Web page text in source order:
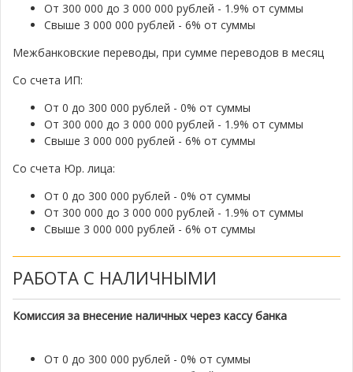
От 300 000 до 3 000 000 рублей - 1.9% от суммы
Свыше 3 000 000 рублей - 6% от суммы
Межбанковские переводы, при сумме переводов в месяц
Со счета ИП:
От 0 до 300 000 рублей - 0% от суммы
От 300 000 до 3 000 000 рублей - 1.9% от суммы
Свыше 3 000 000 рублей - 6% от суммы
Со счета Юр. лица:
От 0 до 300 000 рублей - 0% от суммы
От 300 000 до 3 000 000 рублей - 1.9% от суммы
Свыше 3 000 000 рублей - 6% от суммы
РАБОТА С НАЛИЧНЫМИ
Комиссия за внесение наличных через кассу банка
От 0 до 300 000 рублей - 0% от суммы